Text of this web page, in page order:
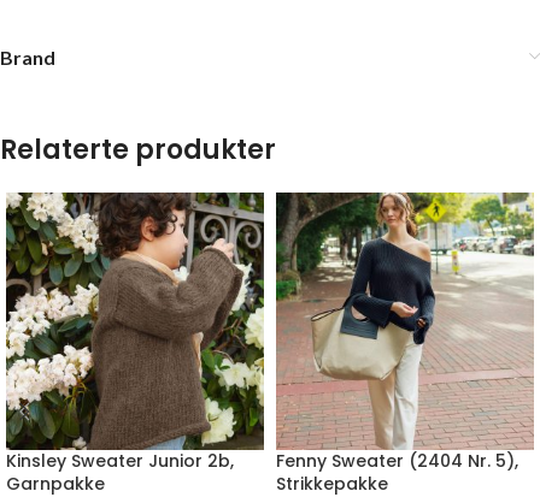
Brand
Relaterte produkter
Kinsley Sweater Junior 2b,
Garnpakke
Fenny Sweater (2404 Nr. 5),
Strikkepakke